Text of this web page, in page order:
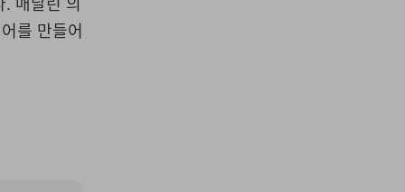
를 만들어